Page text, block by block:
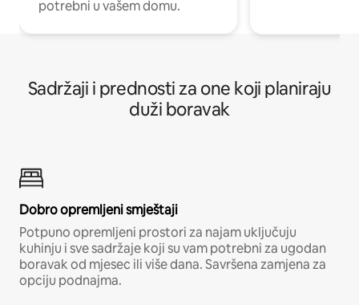
potrebni u vašem domu.
Sadržaji i prednosti za one koji planiraju
duži boravak
Dobro opremljeni smještaji
Potpuno opremljeni prostori za najam uključuju
kuhinju i sve sadržaje koji su vam potrebni za ugodan
boravak od mjesec ili više dana. Savršena zamjena za
opciju podnajma.